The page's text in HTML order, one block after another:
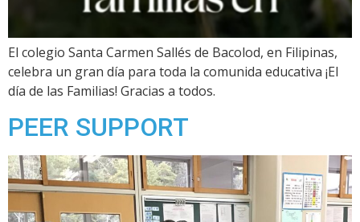
El colegio Santa Carmen Sallés de Bacolod, en Filipinas,
celebra un gran día para toda la comunida educativa ¡El
día de las Familias! Gracias a todos.
PEER SUPPORT